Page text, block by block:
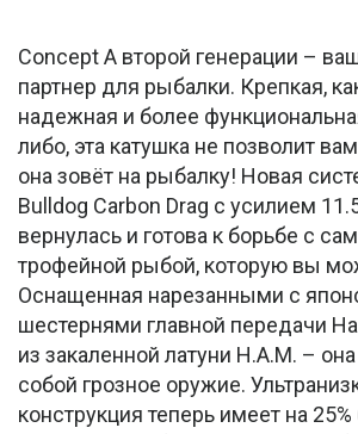
Concept A второй генерации –
партнер для рыбалки. Крепкая,
надежная и более
либо, эта катушка не позволит
она зовёт на рыбалку! Новая
Bulldog Carbon Drag с усилием
вернулась и готова к борьбе с
трофейной рыбой, которую вы
Оснащенная нарезанными с
шестернями главной передачи
из закаленной латуни H.A.M. –
собой грозное оружие.
конструкция теперь имеет на